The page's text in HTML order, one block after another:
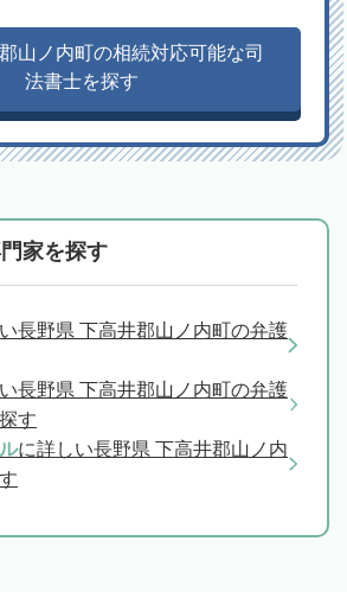
山ノ内町の相続対応可能な司
法書士を探す
家を探す
長野県 下高井郡山ノ内町の弁護
長野県 下高井郡山ノ内町の弁護
す
に詳しい長野県 下高井郡山ノ内